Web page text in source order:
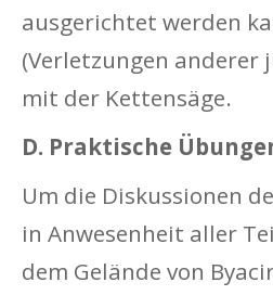
ausgerichtet werden
(Verletzungen anderer
mit der Kettensäge.
D. Praktische
Um die Diskussionen
in Anwesenheit aller
dem Gelände von